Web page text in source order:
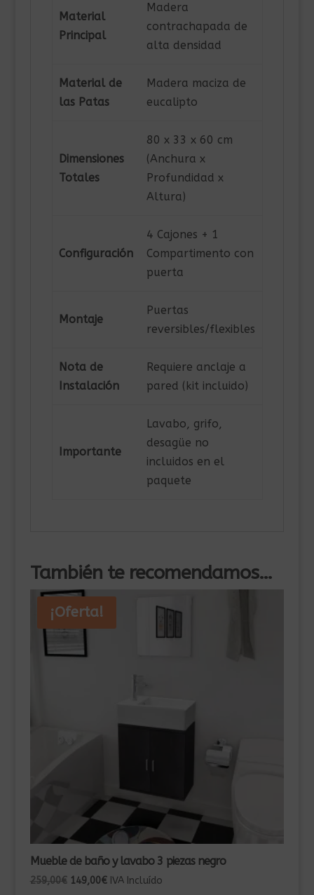
Material
Principal
Madera
contrachapada de
alta densidad
Material de
las Patas
Madera maciza de
eucalipto
Dimensiones
Totales
80 x 33 x 60 cm
(Anchura x
Profundidad x
Altura)
Configuración
4 Cajones + 1
Compartimento con
puerta
Montaje
Puertas
reversibles/flexibles
Nota de
Instalación
Requiere anclaje a
pared (kit incluido)
Importante
Lavabo, grifo,
desagüe no
incluidos en el
paquete
También te recomendamos…
¡Oferta!
Mueble de baño y lavabo 3 piezas negro
259,00€ El
149,00€ElIVA Incluído